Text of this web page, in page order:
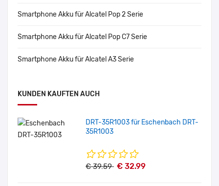
Smartphone Akku für Alcatel Pop 2 Serie
Smartphone Akku für Alcatel Pop C7 Serie
Smartphone Akku für Alcatel A3 Serie
KUNDEN KAUFTEN AUCH
DRT-35R1003 für Eschenbach DRT-
35R1003
€ 39.59 € 32.99